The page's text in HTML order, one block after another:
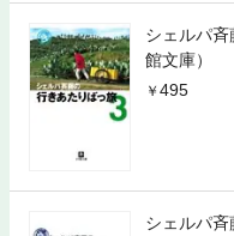
シェルパ
館文庫）
495
シェルパ